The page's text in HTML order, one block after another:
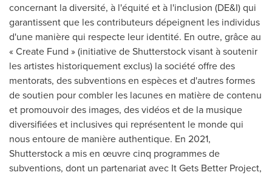
concernant la diversité, à l'équité et à l'inclusion (DE&I) qui
garantissent que les contributeurs dépeignent les individus
d'une manière qui respecte leur identité. En outre, grâce au
« Create Fund » (initiative de Shutterstock visant à soutenir
les artistes historiquement exclus) la société offre des
mentorats, des subventions en espèces et d'autres formes
de soutien pour combler les lacunes en matière de contenu
et promouvoir des images, des vidéos et de la musique
diversifiées et inclusives qui représentent le monde qui
nous entoure de manière authentique. En 2021,
Shutterstock a mis en œuvre cinq programmes de
subventions, dont un partenariat avec It Gets Better Project,